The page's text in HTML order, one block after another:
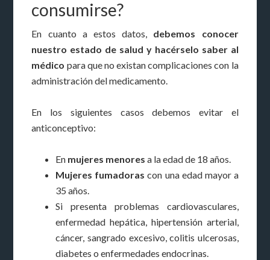
consumirse?
En cuanto a estos datos, debemos conocer
nuestro estado de salud y hacérselo saber al
médico para que no existan complicaciones con la
administración del medicamento.
En los siguientes casos debemos evitar el
anticonceptivo:
En mujeres menores a la edad de 18 años.
Mujeres fumadorascon una edad mayor a
35 años.
Si presenta problemas cardiovasculares,
enfermedad hepática, hipertensión arterial,
cáncer, sangrado excesivo, colitis ulcerosas,
diabetes o enfermedades endocrinas.